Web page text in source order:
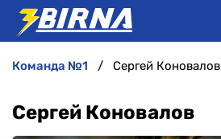
АНАЛІТИКА
команда №1 Сергей Коновалов
Сергей Коновалов